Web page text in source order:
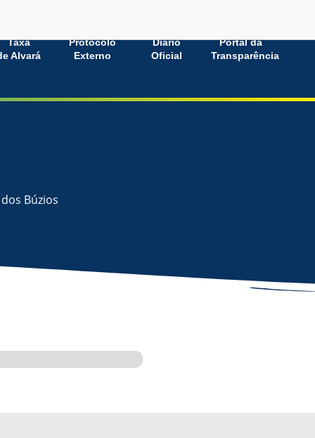
Taxa
Alvará
Protocolo
Externo
Diário
Oficial
Portal da
Transparência
Búzios